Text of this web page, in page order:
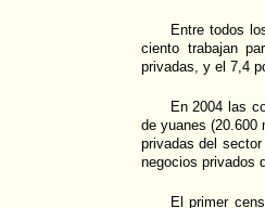
Entre todos
ciento trabajan
privadas, y el 7,4
En 2004 las
de yuanes (20.600
privadas del
negocios privados
El primer